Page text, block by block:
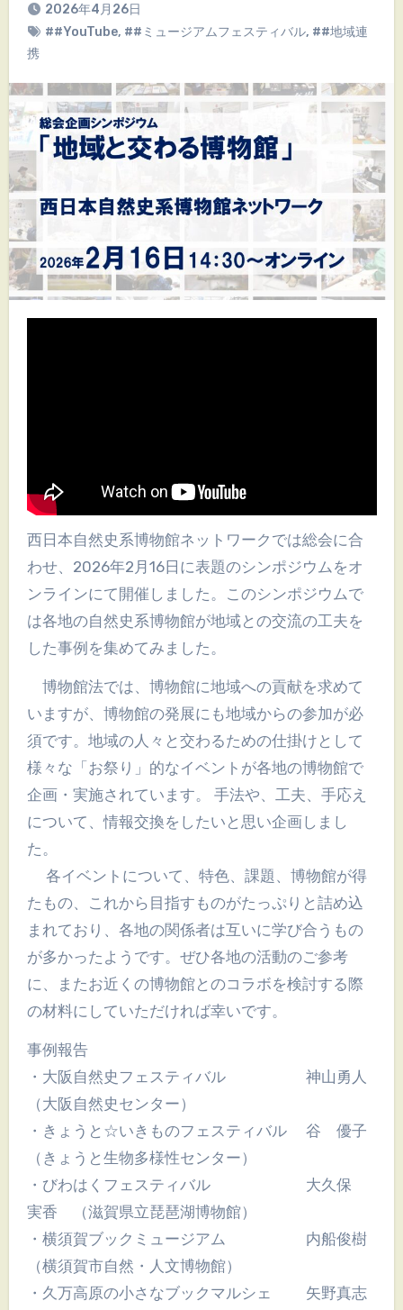
2026年4月26日
##YouTube, ##ミュージアムフェスティバル, ##地域連
携
西日本自然史系博物館ネットワークでは総会に合
わせ、2026年2月16日に表題のシンポジウムをオ
ンラインにて開催しました。このシンポジウムで
は各地の自然史系博物館が地域との交流の工夫を
した事例を集めてみました。
博物館法では、博物館に地域への貢献を求めて
いますが、博物館の発展にも地域からの参加が必
須です。地域の人々と交わるための仕掛けとして
様々な「お祭り」的なイベントが各地の博物館で
企画・実施されています。 手法や、工夫、手応え
について、情報交換をしたいと思い企画しまし
た。
各イベントについて、特色、課題、博物館が得
たもの、これから目指すものがたっぷりと詰め込
まれており、各地の関係者は互いに学び合うもの
が多かったようです。ぜひ各地の活動のご参考
に、またお近くの博物館とのコラボを検討する際
の材料にしていただければ幸いです。
事例報告
・大阪自然史フェスティバル 神山勇人
（大阪自然史センター）
・きょうと☆いきものフェスティバル 谷 優子
（きょうと生物多様性センター）
・びわはくフェスティバル 大久保
実香 （滋賀県立琵琶湖博物館）
・横須賀ブックミュージアム 内船俊樹
（横須賀市自然・人文博物館）
・久万高原の小さなブックマルシェ 矢野真志